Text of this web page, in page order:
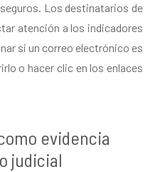
Los destinatarios de
atención a los indicadores
si un correo electrónico es
o hacer clic en los enlaces
evidencia
judicial